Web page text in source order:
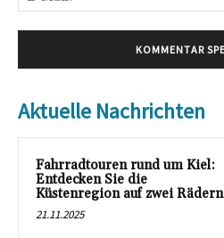
Aktuelle Nachrichten
Fahrradtouren rund um Kiel:
Entdecken Sie die
Küstenregion auf zwei Rädern
21.11.2025